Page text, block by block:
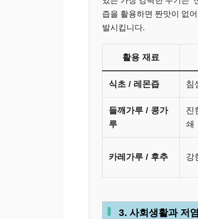
즙을 활용하면 짠맛이 없
발시킵니다.
활용 재료
식초 / 레몬즙 침
들깨가루 / 콩가
루
진
쇄
카레가루 / 후추 강
3. 사회생활과 저